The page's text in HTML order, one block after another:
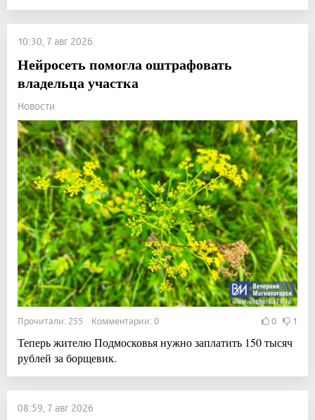
10:30, 7 авг 2026
Нейросеть помогла оштрафовать
владельца участка
Новости
Прочитали: 255 Комментарии: 0 0 1
Теперь жителю Подмосковья нужно заплатить 150 тысяч
рублей за борщевик.
08:59, 7 авг 2026